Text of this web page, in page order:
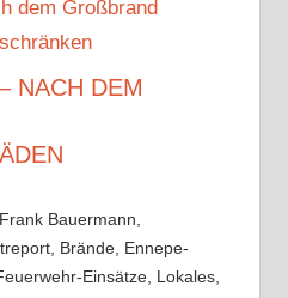
NACH DEM
E
Frank Bauermann,
Brände Ennepe-
Einsätze, Lokales,